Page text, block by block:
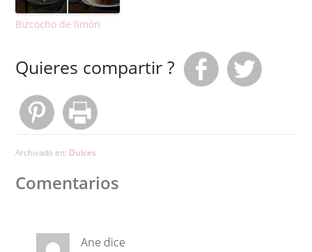
Bizcocho de limón
Quieres compartir ?
Archivado en: Dulces
Comentarios
Ane dice